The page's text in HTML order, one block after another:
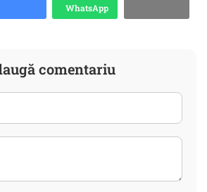
WhatsApp
comentariu